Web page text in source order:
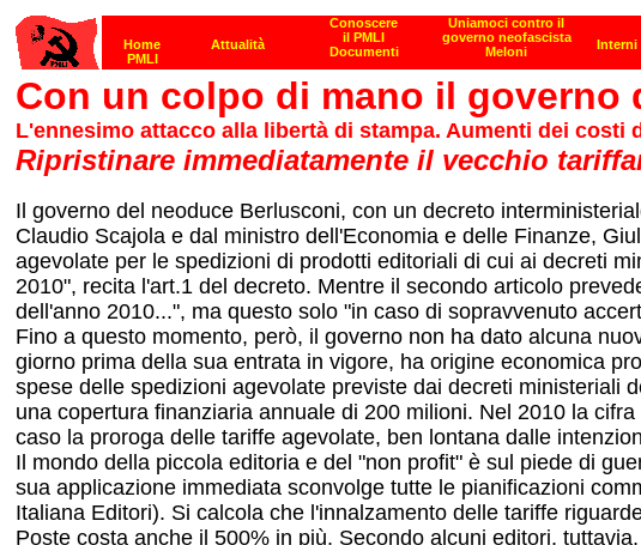
Con un colpo di mano il governo
L'ennesimo attacco alla libertà di stampa. Aumenti dei
Ripristinare immediatamente il vecchio
Il governo del neoduce Berlusconi, con un decreto
Claudio Scajola e dal ministro dell'Economia e delle Finanze,
agevolate per le spedizioni di prodotti editoriali di cui ai decreti
2010", recita l'art.1 del decreto. Mentre il secondo articolo
dell'anno 2010...", ma questo solo "in caso di sopravvenuto
Fino a questo momento, però, il governo non ha dato alcuna
giorno prima della sua entrata in vigore, ha origine economica
spese delle spedizioni agevolate previste dai decreti ministeriali
una copertura finanziaria annuale di 200 milioni. Nel 2010 la
caso la proroga delle tariffe agevolate, ben lontana dalle
Il mondo della piccola editoria e del "non profit" è sul piede di
sua applicazione immediata sconvolge tutte le pianificazioni
Italiana Editori). Si calcola che l'innalzamento delle tariffe
Poste costa anche il 500% in più. Secondo alcuni editori,